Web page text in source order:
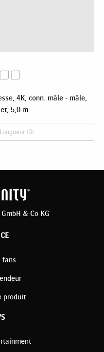
4K, conn. mâle - mâle,
5,0 m
(3)
& Co KG
fans
produit